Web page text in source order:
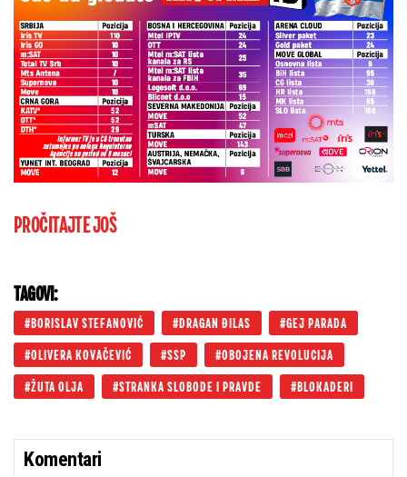
PROČITAJTE JOŠ
TAGOVI:
BORISLAV STEFANOVIĆ DRAGAN ĐILAS GEJ PARADA
OLIVERA KOVAČEVIĆ SSP OBOJENA REVOLUCIJA
ŽUTA OLJA STRANKA SLOBODE I PRAVDE BLOKADERI
Komentari